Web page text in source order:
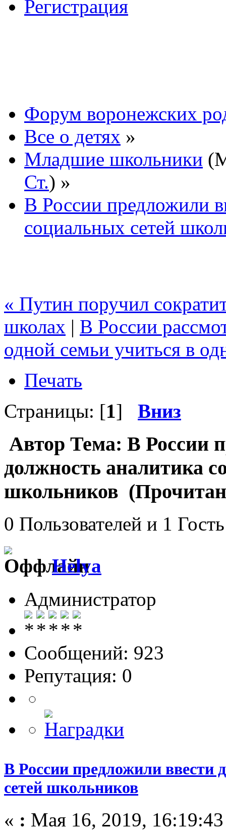
Регистрация
Форум воронежских
Все о детях »
Младшие школьники
Ст.) »
В России предложили
социальных сетей
« Путин поручил
школах | В России
одной семьи учиться в
Печать
Страницы: [1] Вниз
Автор Тема: В России
должность аналитика
школьников
0 Пользователей и 1
Helya
Администратор
Сообщений: 923
Репутация: 0
В России предложили ввести
сетей школьников
« : Мая 16, 2019,